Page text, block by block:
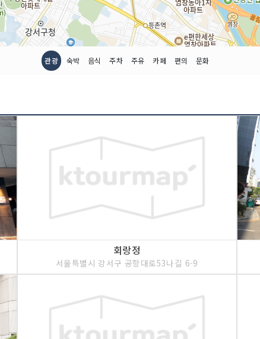
관광 숙박 음식 주차 주유 카페 편의 문화
회랑정
서울특별시 강서구 공항대로53나길 6-9